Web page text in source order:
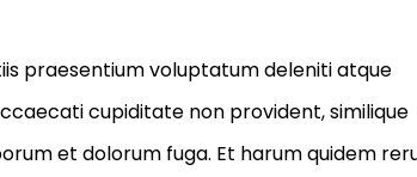
praesentium voluptatum deleniti atque
cupiditate non provident, similique
et dolorum fuga. Et harum quidem